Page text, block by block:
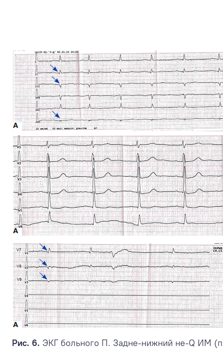
Рис. 6. ЭКГ больного П. Задне-нижний не-Q ИМ